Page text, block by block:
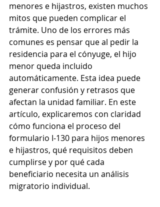
menores e hijastros, existen muchos
mitos que pueden complicar el
trámite. Uno de los errores más
comunes es pensar que al pedir la
residencia para el cónyuge, el hijo
menor queda incluido
automáticamente. Esta idea puede
generar confusión y retrasos que
afectan la unidad familiar. En este
artículo, explicaremos con claridad
cómo funciona el proceso del
formulario I-130 para hijos menores
e hijastros, qué requisitos deben
cumplirse y por qué cada
beneficiario necesita un análisis
migratorio individual.